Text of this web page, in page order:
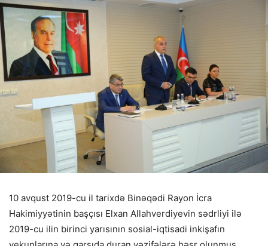
10 avqust 2019-cu il tarixdə Binəqədi Rayon İcra
Hakimiyyətinin başçısı Elxan Allahverdiyevin sədrliyi ilə
2019-cu ilin birinci yarısının sosial-iqtisadi inkişafın